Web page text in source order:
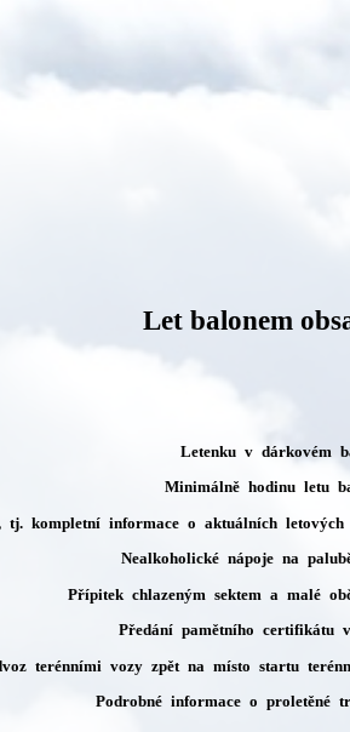
Let balonem
Letenku v dárkovém
Minimálně hodinu letu
tj. kompletní informace o aktuálních letových
Nealkoholické nápoje na
Přípitek chlazeným sektem a malé
Předání pamětního certifikátu
terénními vozy zpět na místo startu
Podrobné informace o proletěné